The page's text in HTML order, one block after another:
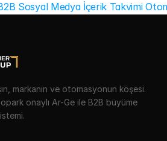
Sosyal Medya İçerik Takvimi
markanın ve otomasyonun köşesi.
onaylı Ar-Ge ile B2B büyüme